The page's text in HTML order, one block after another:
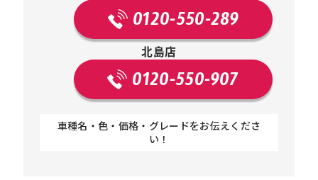
0120-550-289
北島店
0120-550-907
車種名・色・価格・グレードをお伝えくださ
い！